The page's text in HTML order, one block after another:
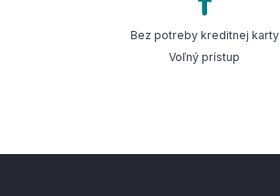
Bez potreby kreditnej karty
Voľný prístup